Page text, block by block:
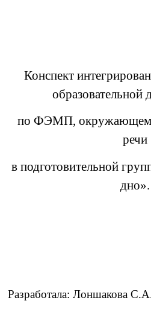
Конспект
образовательной
по ФЭМП,
речи
в подготовительной
дно».
Разработала: Лоншакова